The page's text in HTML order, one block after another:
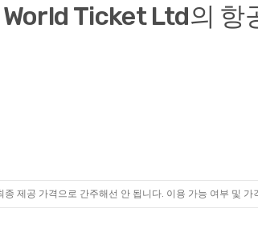
Ticket Ltd의 항
제공 가격으로 간주해선 안 됩니다. 이용 가능 여부 및 가